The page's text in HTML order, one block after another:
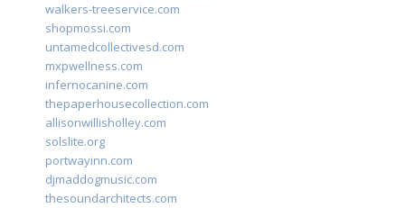
walkers-treeservice.com
shopmossi.com
untamedcollectivesd.com
mxpwellness.com
infernocanine.com
thepaperhousecollection.com
allisonwillisholley.com
solslite.org
portwayinn.com
djmaddogmusic.com
thesoundarchitects.com